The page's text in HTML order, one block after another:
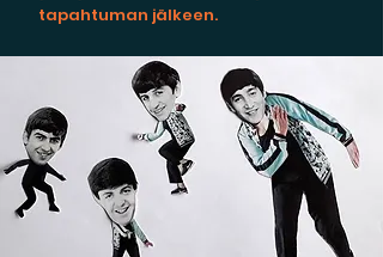
tapahtuman jälkeen.